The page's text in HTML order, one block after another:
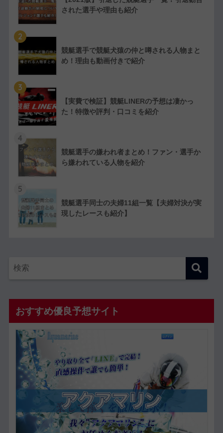
された選手や理由も紹介
2
競艇選手で競艇犬猿の仲と噂される人物まと
め！理由も動画付きで紹介
3
【実費で検証】競艇LINERの予想は凄かっ
た！特徴や評判・口コミを紹介
4
競艇選手の嫌われ者まとめ！ファン・選手か
ら嫌われている人物を紹介
5
競艇選手同士の夫婦11組一覧【夫婦対決が実
現したレースも紹介】
おすすめ優良予想サイト